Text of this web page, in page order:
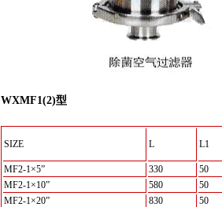
WXMF1(2)型
SIZE L L1
MF2-1×5”
330 50
MF2-1×10”
580 50
MF2-1×20”
830 50